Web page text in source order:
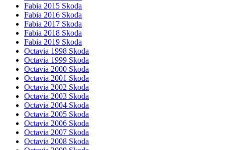
Fabia 2015 Skoda
Fabia 2016 Skoda
Fabia 2017 Skoda
Fabia 2018 Skoda
Fabia 2019 Skoda
Octavia 1998 Skoda
Octavia 1999 Skoda
Octavia 2000 Skoda
Octavia 2001 Skoda
Octavia 2002 Skoda
Octavia 2003 Skoda
Octavia 2004 Skoda
Octavia 2005 Skoda
Octavia 2006 Skoda
Octavia 2007 Skoda
Octavia 2008 Skoda